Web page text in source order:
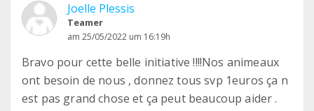
Joelle Plessis
Teamer
am 25/05/2022 um 16:19h
Bravo pour cette belle initiative !!!!Nos animeaux
ont besoin de nous , donnez tous svp 1euros ça n
est pas grand chose et ça peut beaucoup aider .